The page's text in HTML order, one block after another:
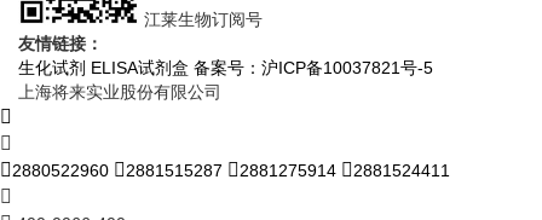
江莱生物订阅号
友情链接：
生化试剂 ELISA试剂盒 备案号：沪ICP备10037821号-5
上海将来实业股份有限公司
2880522960 2881515287 2881275914 2881524411